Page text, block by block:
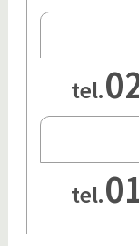
tel.
tel.